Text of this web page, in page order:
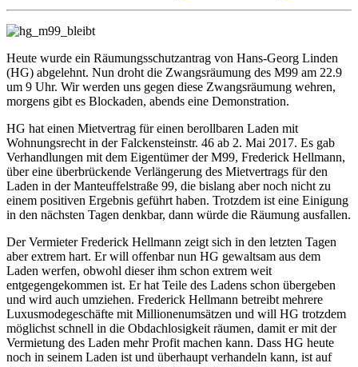
Heute wurde ein Räumungsschutzantrag von Hans-Georg Linden
(HG) abgelehnt. Nun droht die Zwangsräumung des M99 am 22.9
um 9 Uhr. Wir werden uns gegen diese Zwangsräumung wehren,
morgens gibt es Blockaden, abends eine Demonstration.
HG hat einen Mietvertrag für einen berollbaren Laden mit
Wohnungsrecht in der Falckensteinstr. 46 ab 2. Mai 2017. Es gab
Verhandlungen mit dem Eigentümer der M99, Frederick Hellmann,
über eine überbrückende Verlängerung des Mietvertrags für den
Laden in der Manteuffelstraße 99, die bislang aber noch nicht zu
einem positiven Ergebnis geführt haben. Trotzdem ist eine Einigung
in den nächsten Tagen denkbar, dann würde die Räumung ausfallen.
Der Vermieter Frederick Hellmann zeigt sich in den letzten Tagen
aber extrem hart. Er will offenbar nun HG gewaltsam aus dem
Laden werfen, obwohl dieser ihm schon extrem weit
entgegengekommen ist. Er hat Teile des Ladens schon übergeben
und wird auch umziehen. Frederick Hellmann betreibt mehrere
Luxusmodegeschäfte mit Millionenumsätzen und will HG trotzdem
möglichst schnell in die Obdachlosigkeit räumen, damit er mit der
Vermietung des Laden mehr Profit machen kann. Dass HG heute
noch in seinem Laden ist und überhaupt verhandeln kann, ist auf